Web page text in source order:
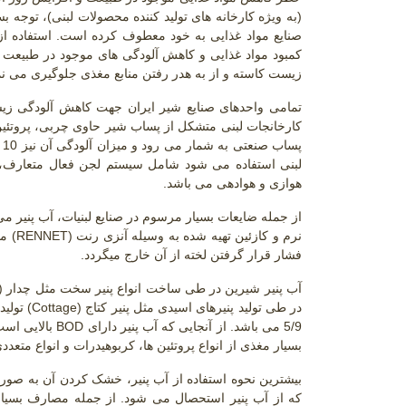
)به ویژه کارخانه های تولید کننده محصولات لبنی(، توجه
صنایع مواد غذایی به خود معطوف کرده است. استفاده
کمبود مواد غذایی و کاهش آلودگی های موجود در طبیعت
زیست کاسته و از به هدر رفتن منابع مغذی جلوگیری می
تمامی واحدهای صنایع شیر ایران جهت کاهش آلودگی
کارخانجات لبنی متشکل از پساب شیر حاوی چربی،
لبنی استفاده می شود شامل سیستم لجن فعال
هوازی و هوادهی می باشد.
از جمله ضایعات بسیار مرسوم در صنایع لبنیات، آب
نرم و کازئین تهیه شده به وسیله آنزی رنت (RENNET)
فشار قرار گرفتن لخته از آن خارج میگردد.
آب پنیر شیرین در طی ساخت انواع پنیر سخت مثل چدار
در طی تولید پنیرهای اسیدی مثل پنیر کتاج Cottage)
)
5/9 می باشد. از آنجایی که آب پنیر دارای
BOD بالایی
بسیار مغذی از انواع پروتئین ها، کربوهیدرات و انواع
بیشترین نحوه استفاده از آب پنیر، خشک کردن آن به
که از آب پنیر استحصال می شود. از جمله مصارف